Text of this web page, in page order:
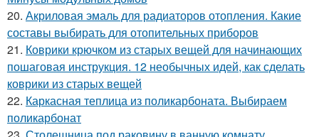
20. Акриловая эмаль для радиаторов отопления. Какие
составы выбирать для отопительных приборов
21. Коврики крючком из старых вещей для начинающих
пошаговая инструкция. 12 необычных идей, как сделать
коврики из старых вещей
22. Каркасная теплица из поликарбоната. Выбираем
поликарбонат